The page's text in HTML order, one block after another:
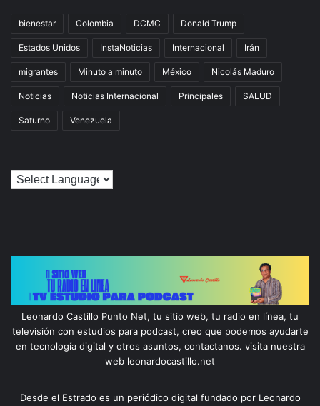
bienestar Colombia DCMC Donald Trump
Estados Unidos InstaNoticias Internacional Irán
migrantes Minuto a minuto México Nicolás Maduro
Noticias Noticias Internacional Principales SALUD
Saturno Venezuela
Leonardo Castillo Punto Net, tu sitio web, tu radio en línea, tu
televisión con estudios para podcast, creo que podemos ayudarte
en tecnología digital y otros asuntos, contactanos. visita nuestra
web leonardocastillo.net
Desde el Estrado es un periódico digital fundado por Leonardo